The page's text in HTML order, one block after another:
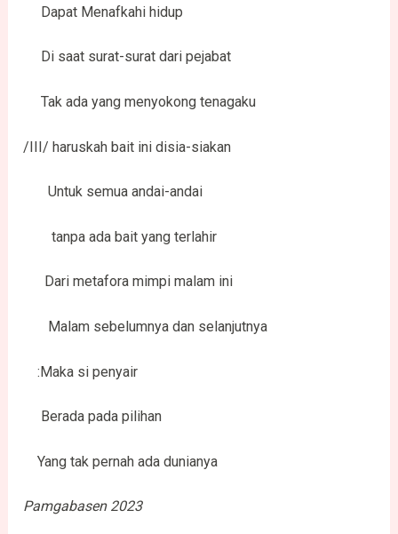
Dapat Menafkahi hidup
Di saat surat-surat dari pejabat
Tak ada yang menyokong tenagaku
/III/ haruskah bait ini disia-siakan
Untuk semua andai-andai
tanpa ada bait yang terlahir
Dari metafora mimpi malam ini
Malam sebelumnya dan selanjutnya
:Maka si penyair
Berada pada pilihan
Yang tak pernah ada dunianya
Pamgabasen 2023